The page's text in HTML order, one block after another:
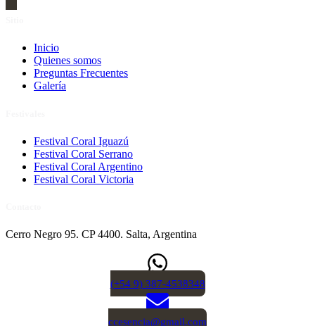
Inicio
Quienes somos
Preguntas Frecuentes
Galería
Festival Coral Iguazú
Festival Coral Serrano
Festival Coral Argentino
Festival Coral Victoria
Cerro Negro 95. CP 4400. Salta, Argentina
(+54 9) 387-4538348
ccesencia@gmail.com